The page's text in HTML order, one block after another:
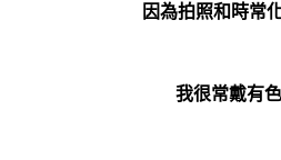
因為拍照和時常
我很常戴有